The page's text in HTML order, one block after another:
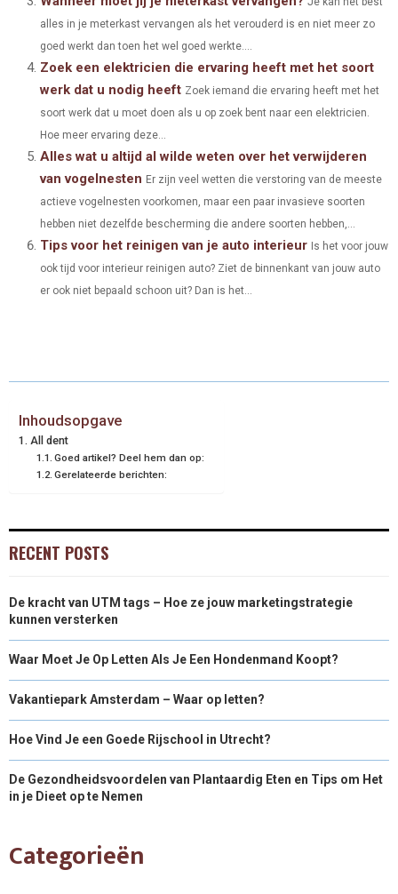
R
)
T
alles in je meterkast vervangen als het verouderd is en niet meer zo
goed werkt dan toen het wel goed werkte....
Zoek een elektricien die ervaring heeft met het soort
werk dat u nodig heeft Zoek iemand die ervaring heeft met het
soort werk dat u moet doen als u op zoek bent naar een elektricien.
Hoe meer ervaring deze...
Alles wat u altijd al wilde weten over het verwijderen
van vogelnesten Er zijn veel wetten die verstoring van de meeste
actieve vogelnesten voorkomen, maar een paar invasieve soorten
hebben niet dezelfde bescherming die andere soorten hebben,...
Tips voor het reinigen van je auto interieur Is het voor jouw
ook tijd voor interieur reinigen auto? Ziet de binnenkant van jouw auto
er ook niet bepaald schoon uit? Dan is het...
Inhoudsopgave
All dent
Goed artikel? Deel hem dan op:
Gerelateerde berichten:
RECENT POSTS
De kracht van UTM tags – Hoe ze jouw marketingstrategie
kunnen versterken
Waar Moet Je Op Letten Als Je Een Hondenmand Koopt?
Vakantiepark Amsterdam – Waar op letten?
Hoe Vind Je een Goede Rijschool in Utrecht?
De Gezondheidsvoordelen van Plantaardig Eten en Tips om Het
in je Dieet op te Nemen
Categorieën